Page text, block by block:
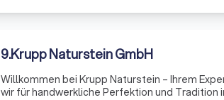
9.Krupp Naturstein GmbH
Willkommen bei Krupp Naturstein – Ihrem
wir für handwerkliche Perfektion und